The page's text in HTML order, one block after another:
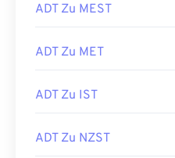
ADT Zu MEST
ADT Zu MET
ADT Zu IST
ADT Zu NZST